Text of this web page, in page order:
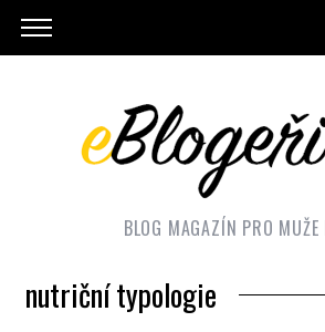
BLOG MAGAZÍN PRO MUŽE
nutriční typologie